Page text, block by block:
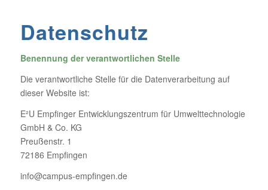
Datenschutz
Benennung der verantwortlichen Stelle
Die verantwortliche Stelle für die Datenverarbeitung auf
dieser Website ist:
E²U Empfinger Entwicklungszentrum für Umwelttechnologie
GmbH & Co. KG
Preußenstr. 1
72186 Empfingen
info@campus-empfingen.de